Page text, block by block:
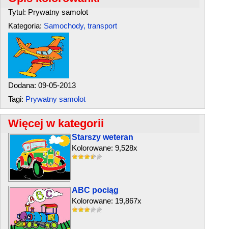
Tytul: Prywatny samolot
Kategoria: Samochody, transport
Dodana: 09-05-2013
Tagi: Prywatny samolot
Więcej w kategorii
Starszy weteran
Kolorowane: 9,528x
ABC pociąg
Kolorowane: 19,867x